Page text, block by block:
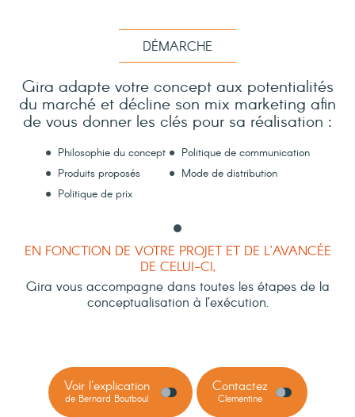
DÉMARCHE
Gira adapte votre concept aux potentialités
du marché et décline son mix marketing afin
de vous donner les clés pour sa réalisation :
Philosophie du concept
Produits proposés
Politique de prix
Politique de communication
Mode de distribution
EN FONCTION DE VOTRE PROJET ET DE L’AVANCÉE
DE CELUI-CI,
Gira vous accompagne dans toutes les étapes de la
conceptualisation à l’exécution.
Voir l'explication
de Bernard Boutboul
Contactez
Clementine